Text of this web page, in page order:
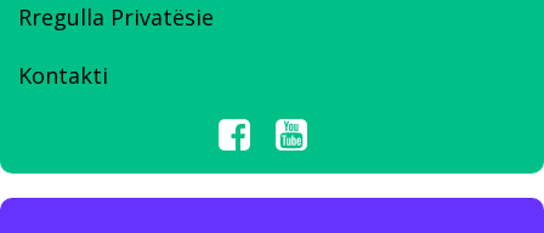
Rregulla Privatësie
Kontakti